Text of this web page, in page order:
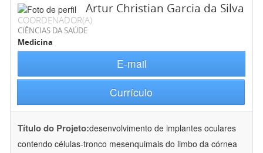
Artur Christian Garcia da Silva
COORDENADOR(A)
CIÊNCIAS DA SAÚDE
Medicina
E-mail
Currículo
Título do Projeto:desenvolvimento de implantes oculares
contendo células-tronco mesenquimais do limbo da córnea